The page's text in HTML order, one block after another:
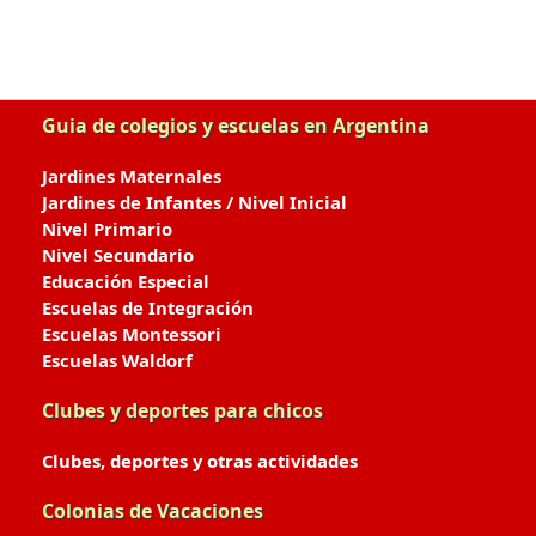
Guia de colegios y escuelas en Argentina
Jardines Maternales
Jardines de Infantes / Nivel Inicial
Nivel Primario
Nivel Secundario
Educación Especial
Escuelas de Integración
Escuelas Montessori
Escuelas Waldorf
Clubes y deportes para chicos
Clubes, deportes y otras actividades
Colonias de Vacaciones